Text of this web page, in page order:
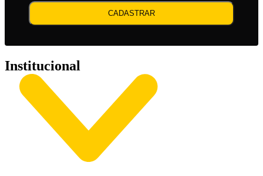
CADASTRAR
Institucional